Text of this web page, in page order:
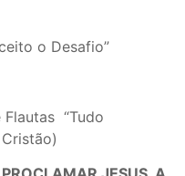
o Desafio”
Flautas “Tudo